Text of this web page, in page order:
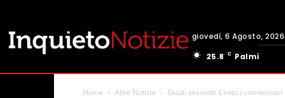
giovedì, 6 Agosto, 2026
25.8
C Palmi
Home Altre Notizie Gioia: secondo Cento i